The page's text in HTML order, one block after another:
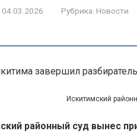
04.03.2026 Рубрика: Новости
Искитимский
районный суд вынес